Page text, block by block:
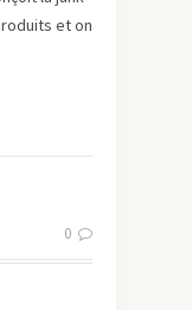
et on
0